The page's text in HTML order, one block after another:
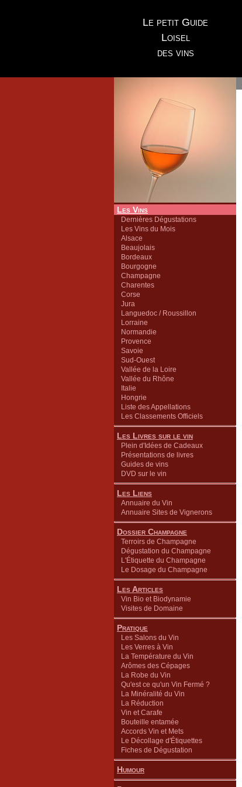
Le petit Guide
Loisel
des vins
Les Vins
Dernières Dégustations
Les Vins du Mois
Alsace
Beaujolais
Bordeaux
Bourgogne
Champagne
Charentes
Corse
Jura
Languedoc / Roussillon
Lorraine
Normandie
Provence
Savoie
Sud-Ouest
Vallée de la Loire
Vallée du Rhône
Italie
Hongrie
Liste des Appellations
Les Classements Officiels
Les Livres sur le vin
Plein d'Idées de Cadeaux
Présentations de livres
Guides de vins
DVD sur le vin
Les Liens
Annuaire du Vin
Annuaire Sites de Vignerons
Dossier Champagne
Terroirs de Champagne
Dégustation du Champagne
L'Étiquette du Champagne
Le Dosage du Champagne
Les Articles
Vin Bio et Biodynamie
Visites de Domaine
Pratique
Les Salons du Vin
Les Verres à Vin
La Température du Vin
Arômes des Cépages
La Robe du Vin
Qu'est ce qu'un Vin Fermé ?
La Minéralité du Vin
La Réduction
Vin et Carafe
Bouteille entamée
Accords Vin et Mets
Le Décollage d'Étiquettes
Fiches de Dégustation
Humour